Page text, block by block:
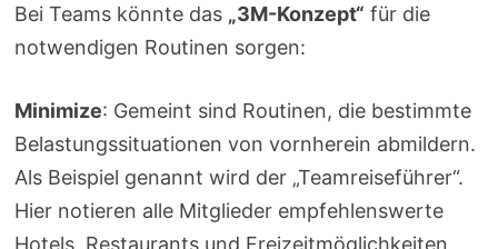
Bei Teams könnte das „3M-Konzept“ für die
notwendigen Routinen sorgen:
Minimize: Gemeint sind Routinen, die bestimmte
Belastungssituationen von vornherein abmildern.
Als Beispiel genannt wird der „Teamreiseführer“.
Hier notieren alle Mitglieder empfehlenswerte
Hotels, Restaurants und Freizeitmöglichkeiten,